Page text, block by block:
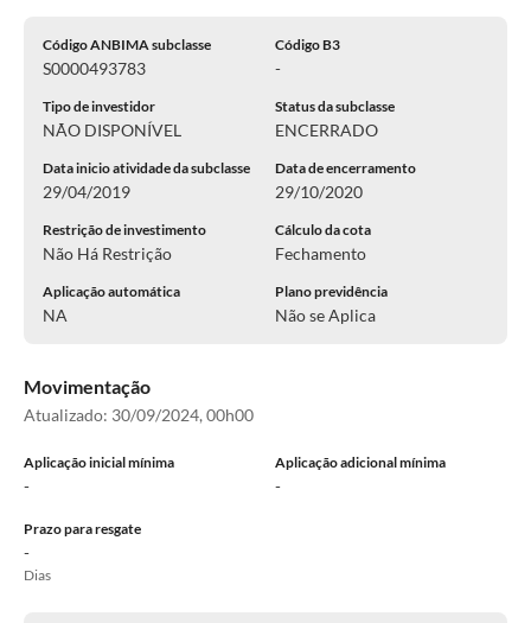
Código ANBIMA subclasse
S0000493783
Código B3
-
Tipo de investidor
NÃO DISPONÍVEL
Status da subclasse
ENCERRADO
Data inicio atividade da subclasse
29/04/2019
Data de encerramento
29/10/2020
Restrição de investimento
Não Há Restrição
Cálculo da cota
Fechamento
Aplicação automática
NA
Plano previdência
Não se Aplica
Movimentação
Atualizado: 30/09/2024, 00h00
Aplicação inicial mínima
-
Aplicação adicional mínima
-
Prazo para resgate
-
Dias